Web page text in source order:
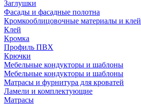
Заглушки
Фасады и фасадные полотна
Кромкооблицовочные материалы и клей
Клей
Кромка
Профиль ПВХ
Крючки
Мебельные кондукторы и шаблоны
Мебельные кондукторы и шаблоны
Матрасы и фурнитура для кроватей
Ламели и комплектующие
Матрасы